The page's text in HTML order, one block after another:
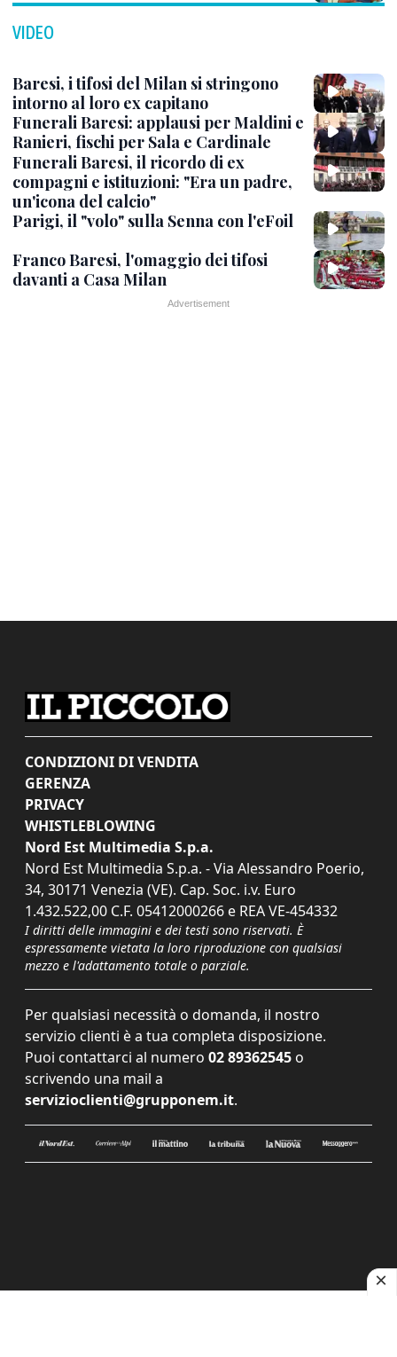
VIDEO
Baresi, i tifosi del Milan si stringono
intorno al loro ex capitano
Funerali Baresi: applausi per Maldini e
Ranieri, fischi per Sala e Cardinale
Funerali Baresi, il ricordo di ex
compagni e istituzioni: "Era un padre,
un'icona del calcio"
Parigi, il "volo" sulla Senna con l'eFoil
Franco Baresi, l'omaggio dei tifosi
davanti a Casa Milan
CONDIZIONI DI VENDITA
GERENZA
PRIVACY
WHISTLEBLOWING
Nord Est Multimedia S.p.a.
Nord Est Multimedia S.p.a. - Via Alessandro Poerio,
34, 30171 Venezia (VE). Cap. Soc. i.v. Euro
1.432.522,00 C.F. 05412000266 e REA VE-454332
I diritti delle immagini e dei testi sono riservati. È
espressamente vietata la loro riproduzione con qualsiasi
mezzo e l'adattamento totale o parziale.
Per qualsiasi necessità o domanda, il nostro
servizio clienti è a tua completa disposizione.
Puoi contattarci al numero 02 89362545 o
scrivendo una mail a
servizioclienti@grupponem.it.